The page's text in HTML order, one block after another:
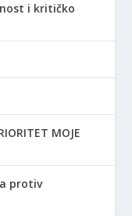
i kritičko
MOJE
protiv